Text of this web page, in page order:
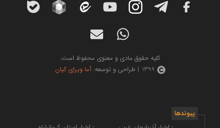
کلیه حقوق مادی و معنوی محفوظ است.
1399 | طراحی و توسعه:
آما ویرای کیان
پیوندها